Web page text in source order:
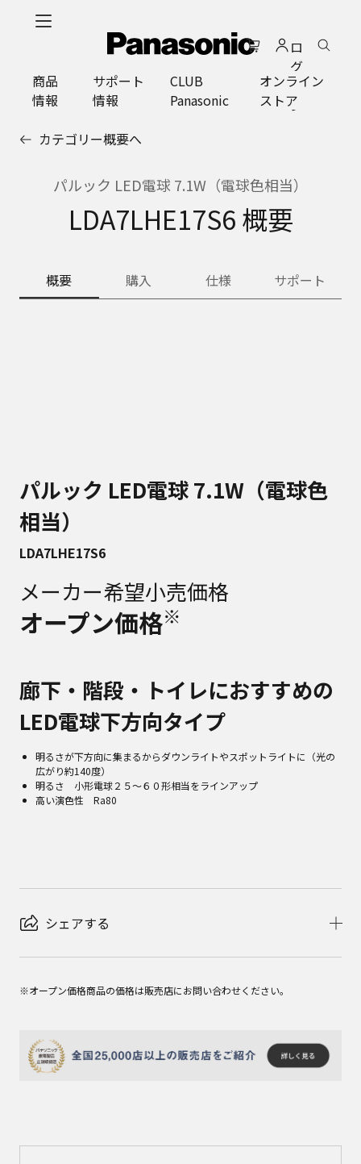
ロ
グ
イ
ン
商品
情報
サポート
情報
CLUB
Panasonic
オンライン
ストア
カテゴリー概要へ
パルック LED電球 7.1W（電球色相当）
LDA7LHE17S6 概要
概要 購入 仕様 サポート
パルック LED電球 7.1W（電球色
相当）
LDA7LHE17S6
メーカー希望小売価格
オープン価格※
廊下・階段・トイレにおすすめの
LED電球下方向タイプ
明るさが下方向に集まるからダウンライトやスポットライトに（光の
広がり約140度）
明るさ 小形電球２５～６０形相当をラインアップ
高い演色性 Ra80
シェアする
※オープン価格商品の価格は販売店にお問い合わせください。